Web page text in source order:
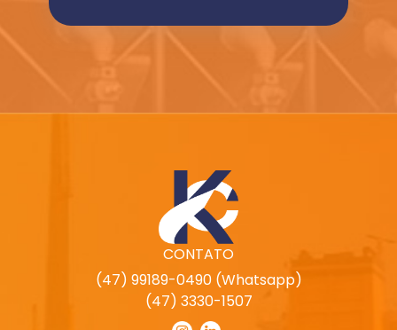
CONTATO
(47) 99189-0490 (Whatsapp)
(47) 3330-1507